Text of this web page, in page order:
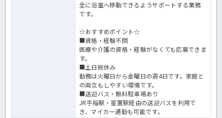
全に浴室へ移動できるようサポートする業務
です。
☆おすすめポイント☆
■資格・経験不問
医療や介護の資格・経験がなくても応募できま
す。
■土日祝休み
勤務は火曜日から金曜日の週4日です。家庭と
の両立もしやすい環境です。
■送迎バス・無料駐車場あり
JR手稲駅・星置駅経由の送迎バスを利用で
き、マイカー通勤も可能です。